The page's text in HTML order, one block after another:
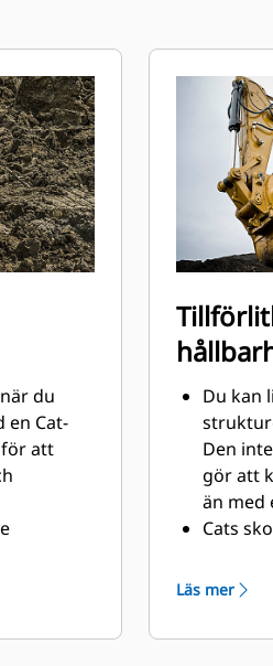
du
en Cat-
att
Du kan
Den
gör att
än med
Cats
särskilt
Skydda
Läs mer